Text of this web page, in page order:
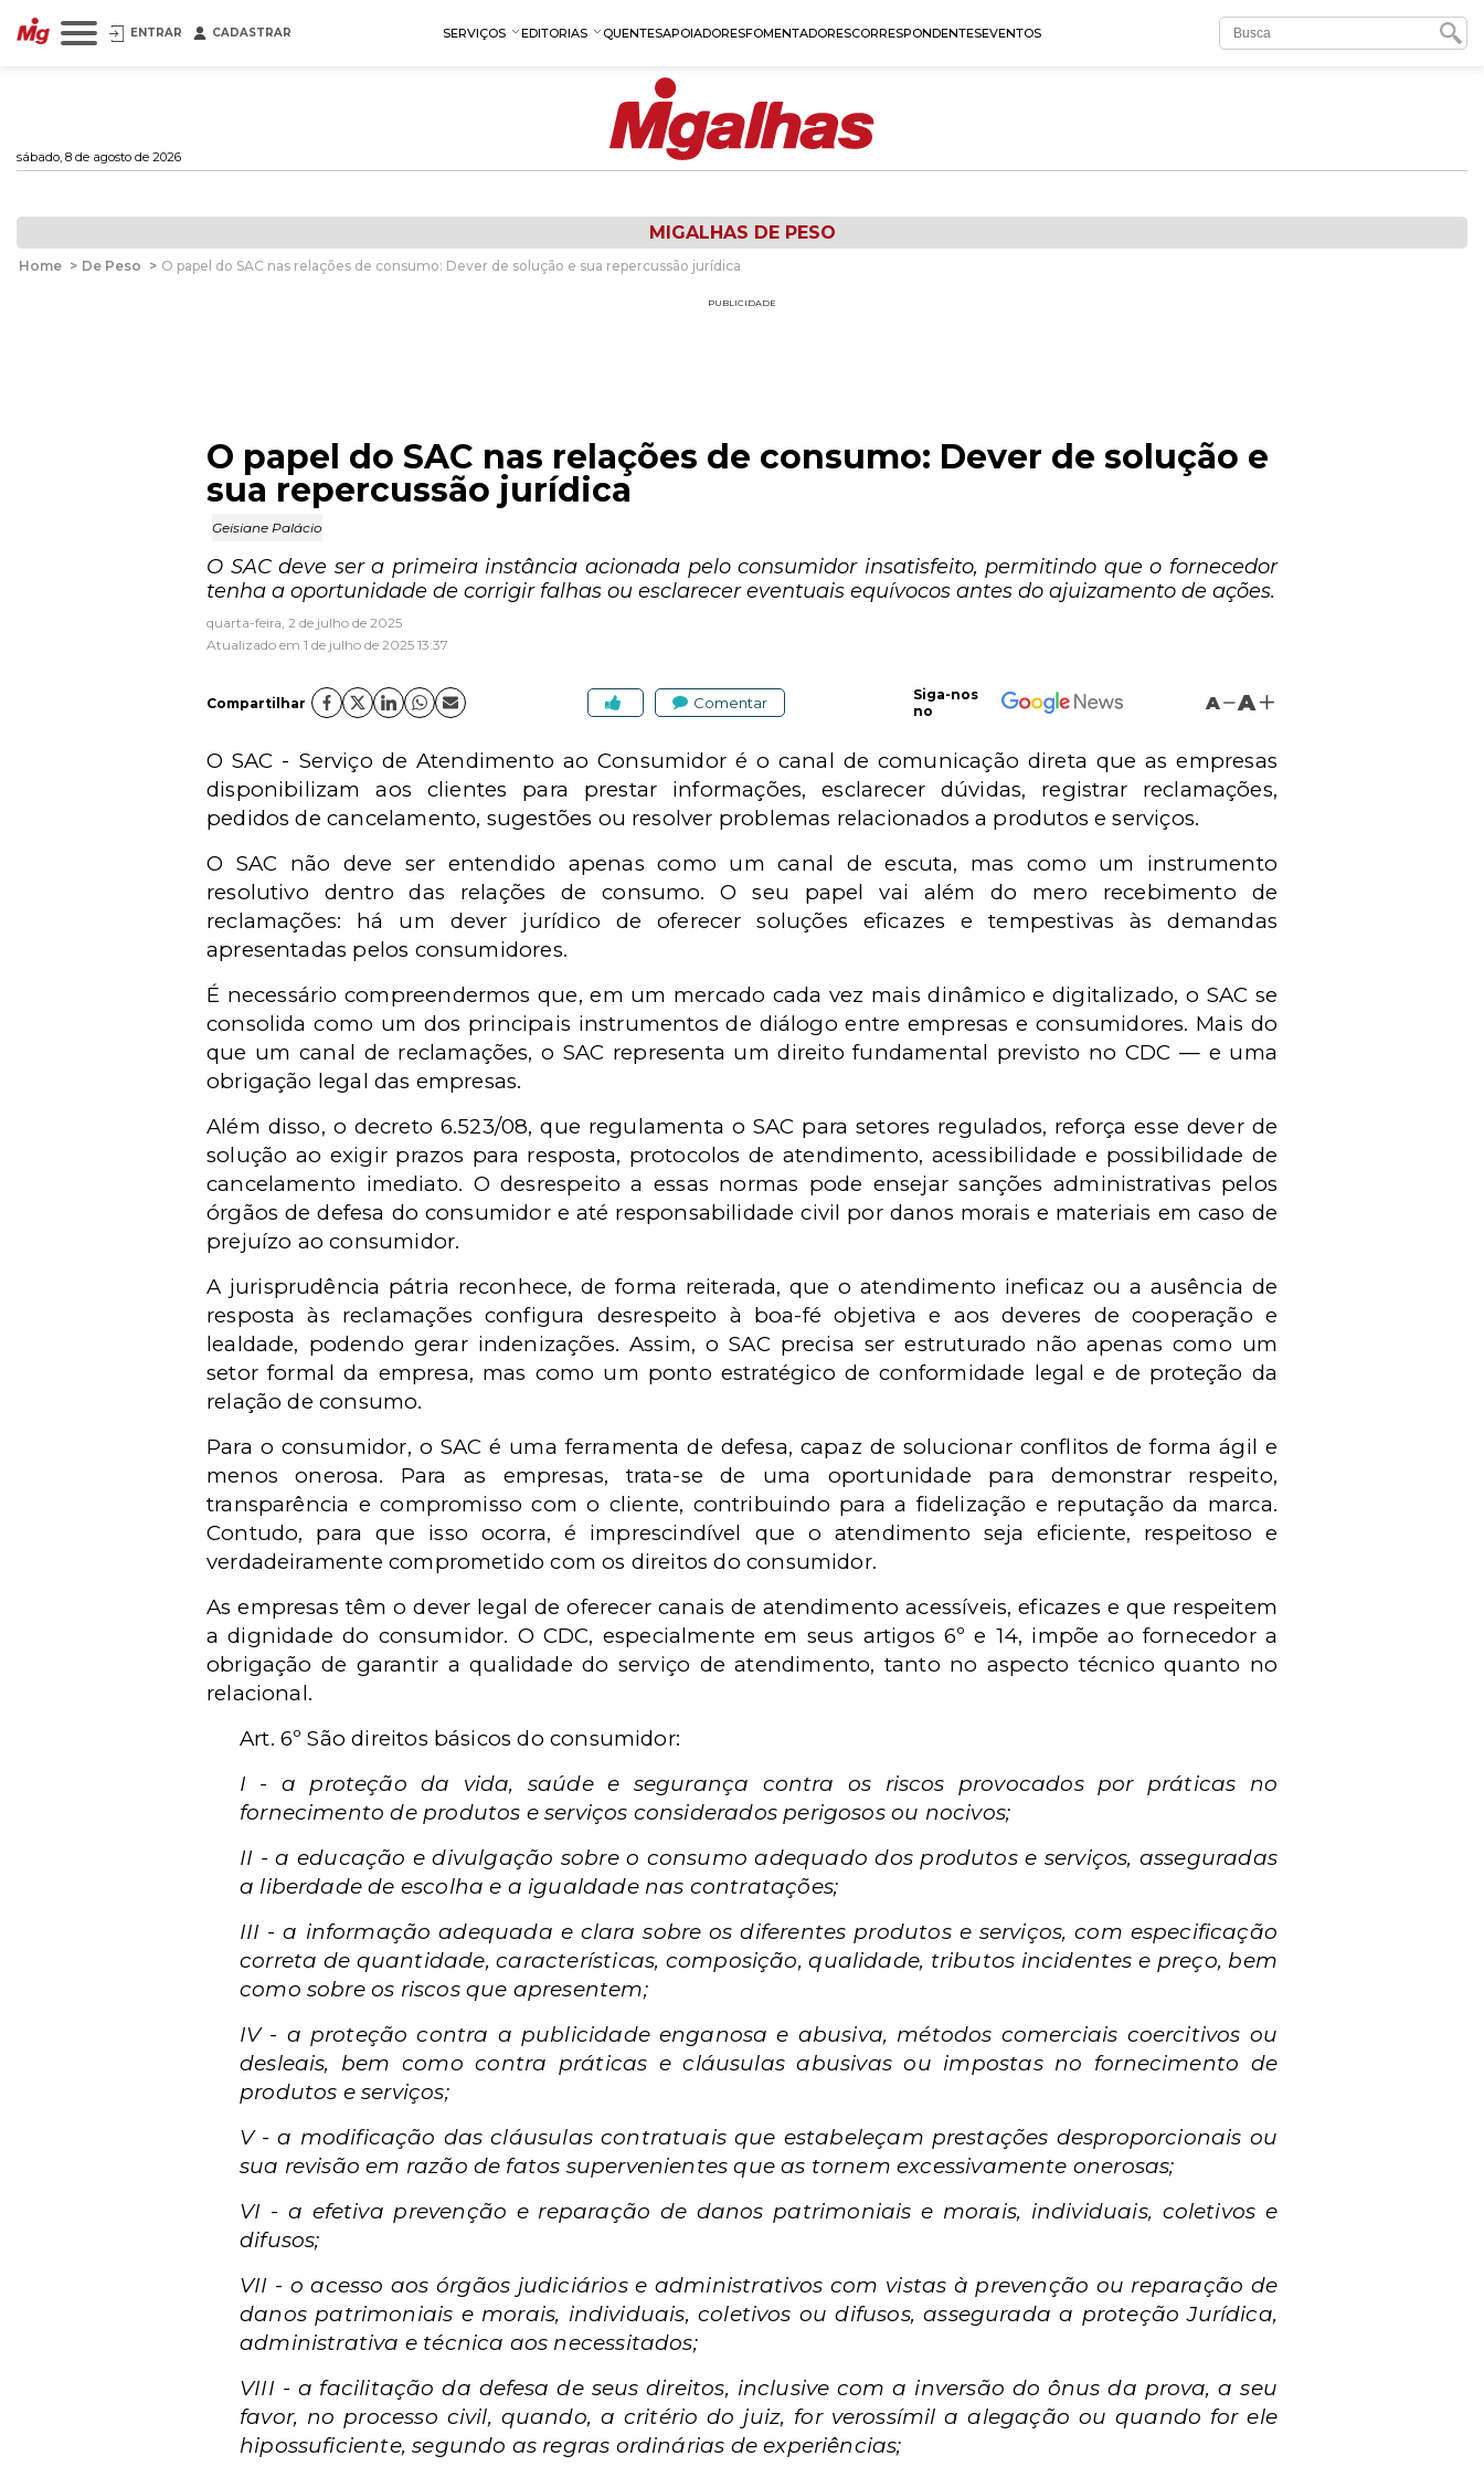
ENTRAR CADASTRAR SERVIÇOS EDITORIAS QUENTESAPOIADORESFOMENTADORESCORRESPONDENTESEVENTOS
sábado, 8 de agosto de 2026
MIGALHAS DE PESO
Home > De Peso > O papel do SAC nas relações de consumo: Dever de solução e sua repercussão jurídica
PUBLICIDADE
O papel do SAC nas relações de consumo: Dever de solução e
sua repercussão jurídica
Geisiane Palácio
O SAC deve ser a primeira instância acionada pelo consumidor insatisfeito, permitindo que o fornecedor
tenha a oportunidade de corrigir falhas ou esclarecer eventuais equívocos antes do ajuizamento de ações.
quarta-feira, 2 de julho de 2025
Atualizado em 1 de julho de 2025 13:37
Compartilhar Comentar
Siga-nos
no
A A
O SAC - Serviço de Atendimento ao Consumidor é o canal de comunicação direta que as empresas
disponibilizam aos clientes para prestar informações, esclarecer dúvidas, registrar reclamações,
pedidos de cancelamento, sugestões ou resolver problemas relacionados a produtos e serviços.
O SAC não deve ser entendido apenas como um canal de escuta, mas como um instrumento
resolutivo dentro das relações de consumo. O seu papel vai além do mero recebimento de
reclamações: há um dever jurídico de oferecer soluções eficazes e tempestivas às demandas
apresentadas pelos consumidores.
É necessário compreendermos que, em um mercado cada vez mais dinâmico e digitalizado, o SAC se
consolida como um dos principais instrumentos de diálogo entre empresas e consumidores. Mais do
que um canal de reclamações, o SAC representa um direito fundamental previsto no CDC — e uma
obrigação legal das empresas.
Além disso, o decreto 6.523/08, que regulamenta o SAC para setores regulados, reforça esse dever de
solução ao exigir prazos para resposta, protocolos de atendimento, acessibilidade e possibilidade de
cancelamento imediato. O desrespeito a essas normas pode ensejar sanções administrativas pelos
órgãos de defesa do consumidor e até responsabilidade civil por danos morais e materiais em caso de
prejuízo ao consumidor.
A jurisprudência pátria reconhece, de forma reiterada, que o atendimento ineficaz ou a ausência de
resposta às reclamações configura desrespeito à boa-fé objetiva e aos deveres de cooperação e
lealdade, podendo gerar indenizações. Assim, o SAC precisa ser estruturado não apenas como um
setor formal da empresa, mas como um ponto estratégico de conformidade legal e de proteção da
relação de consumo.
Para o consumidor, o SAC é uma ferramenta de defesa, capaz de solucionar conflitos de forma ágil e
menos onerosa. Para as empresas, trata-se de uma oportunidade para demonstrar respeito,
transparência e compromisso com o cliente, contribuindo para a fidelização e reputação da marca.
Contudo, para que isso ocorra, é imprescindível que o atendimento seja eficiente, respeitoso e
verdadeiramente comprometido com os direitos do consumidor.
As empresas têm o dever legal de oferecer canais de atendimento acessíveis, eficazes e que respeitem
a dignidade do consumidor. O CDC, especialmente em seus artigos 6º e 14, impõe ao fornecedor a
obrigação de garantir a qualidade do serviço de atendimento, tanto no aspecto técnico quanto no
relacional.
Art. 6º São direitos básicos do consumidor:
I - a proteção da vida, saúde e segurança contra os riscos provocados por práticas no
fornecimento de produtos e serviços considerados perigosos ou nocivos;
II - a educação e divulgação sobre o consumo adequado dos produtos e serviços, asseguradas
a liberdade de escolha e a igualdade nas contratações;
III - a informação adequada e clara sobre os diferentes produtos e serviços, com especificação
correta de quantidade, características, composição, qualidade, tributos incidentes e preço, bem
como sobre os riscos que apresentem;
IV - a proteção contra a publicidade enganosa e abusiva, métodos comerciais coercitivos ou
desleais, bem como contra práticas e cláusulas abusivas ou impostas no fornecimento de
produtos e serviços;
V - a modificação das cláusulas contratuais que estabeleçam prestações desproporcionais ou
sua revisão em razão de fatos supervenientes que as tornem excessivamente onerosas;
VI - a efetiva prevenção e reparação de danos patrimoniais e morais, individuais, coletivos e
difusos;
VII - o acesso aos órgãos judiciários e administrativos com vistas à prevenção ou reparação de
danos patrimoniais e morais, individuais, coletivos ou difusos, assegurada a proteção Jurídica,
administrativa e técnica aos necessitados;
VIII - a facilitação da defesa de seus direitos, inclusive com a inversão do ônus da prova, a seu
favor, no processo civil, quando, a critério do juiz, for verossímil a alegação ou quando for ele
hipossuficiente, segundo as regras ordinárias de experiências;